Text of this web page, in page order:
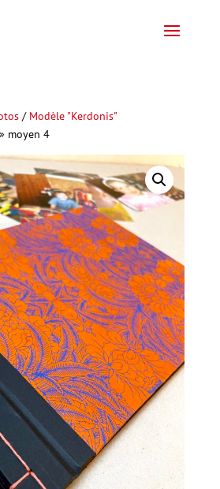
/ Modèle "Kerdonis"
moyen 4